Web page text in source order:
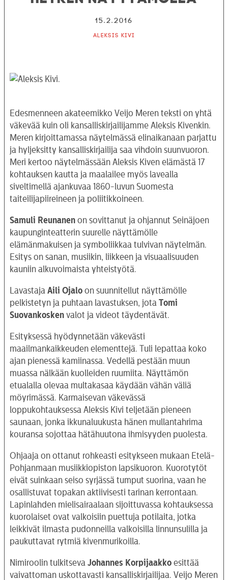
15.2.2016
Aleksis Kivi
Edesmenneen akateemikko Veijo Meren teksti on yhtä
väkevää kuin oli kansalliskirjailijamme Aleksis Kivenkin.
Meren kirjoittamassa näytelmässä elinaikanaan parjattu
ja hyljeksitty kansalliskirjailija saa vihdoin suunvuoron.
Meri kertoo näytelmässään Aleksis Kiven elämästä 17
kohtauksen kautta ja maalailee myös lavealla
siveltimellä ajankuvaa 1860-luvun Suomesta
taiteilijapiireineen ja poliitikkoineen.
Samuli Reunanen on sovittanut ja ohjannut Seinäjoen
kaupunginteatterin suurelle näyttämölle
elämänmakuisen ja symboliikkaa tulvivan näytelmän.
Esitys on sanan, musiikin, liikkeen ja visuaalisuuden
kauniin alkuvoimaista yhteistyötä.
Lavastaja Aili Ojalo on suunnitellut näyttämölle
pelkistetyn ja puhtaan lavastuksen, jota Tomi
Suovankosken valot ja videot täydentävät.
Esityksessä hyödynnetään väkevästi
maailmankaikkeuden elementtejä. Tuli lepattaa koko
ajan pienessä kamiinassa. Vedellä pestään muun
muassa nälkään kuolleiden ruumiita. Näyttämön
etualalla olevaa multakasaa käydään vähän väliä
möyrimässä. Karmaisevan väkevässä
loppukohtauksessa Aleksis Kivi teljetään pieneen
saunaan, jonka ikkunaluukusta hänen mullantahrima
kouransa sojottaa hätähuutona ihmisyyden puolesta.
Ohjaaja on ottanut rohkeasti esitykseen mukaan Etelä-
Pohjanmaan musiikkiopiston lapsikuoron. Kuorotytöt
eivät suinkaan seiso syrjässä tumput suorina, vaan he
osallistuvat topakan aktiivisesti tarinan kerrontaan.
Lapinlahden mielisairaalaan sijoittuvassa kohtauksessa
kuorolaiset ovat valkoisiin puettuja potilaita, jotka
leikkivät ilmasta pudonneilla valkoisilla linnunsulilla ja
paukuttavat rytmiä kivenmurikoilla.
Nimiroolin tulkitseva Johannes Korpijaakko esittää
vaivattoman uskottavasti kansalliskirjailijaa. Veijo Meren